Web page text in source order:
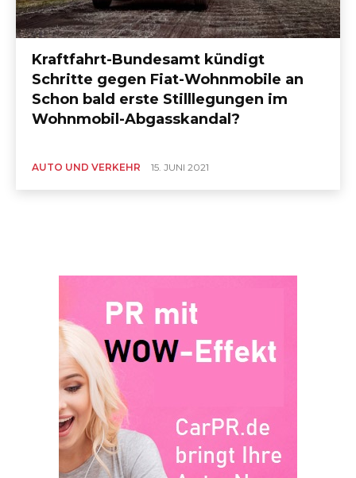
Kraftfahrt-Bundesamt kündigt
Schritte gegen Fiat-Wohnmobile an
Schon bald erste Stilllegungen im
Wohnmobil-Abgasskandal?
AUTO UND VERKEHR 15. JUNI 2021